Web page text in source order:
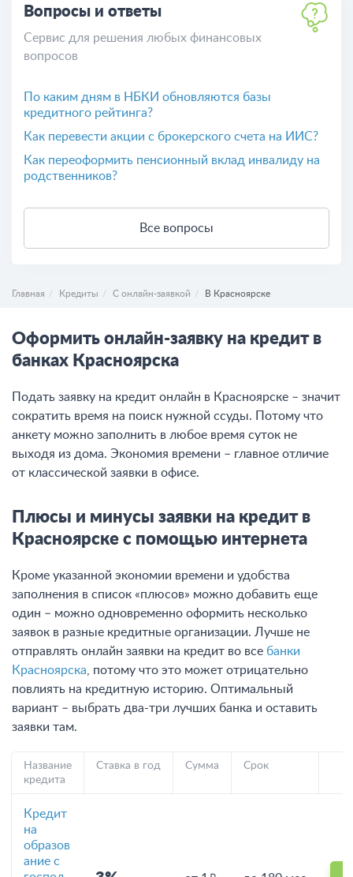
Вопросы и ответы
Сервис для решения любых финансовых
вопросов
По каким дням в НБКИ обновляются базы
кредитного рейтинга?
Как перевести акции с брокерского счета на ИИС?
Как переоформить пенсионный вклад инвалиду на
родственников?
Все вопросы
Главная Кредиты С онлайн-заявкой В Красноярске
Оформить онлайн-заявку на кредит в
банках Красноярска
Подать заявку на кредит онлайн в Красноярске – значит
сократить время на поиск нужной ссуды. Потому что
анкету можно заполнить в любое время суток не
выходя из дома. Экономия времени – главное отличие
от классической заявки в офисе.
Плюсы и минусы заявки на кредит в
Красноярске с помощью интернета
Кроме указанной экономии времени и удобства
заполнения в список «плюсов» можно добавить еще
один – можно одновременно оформить несколько
заявок в разные кредитные организации. Лучше не
отправлять онлайн заявки на кредит во все банки
Красноярска , потому что это может отрицательно
повлиять на кредитную историю. Оптимальный
вариант – выбрать два-три лучших банка и оставить
заявки там.
Название
кредита
Ставка в год Сумма Срок
Кредит
на
образов
ание с